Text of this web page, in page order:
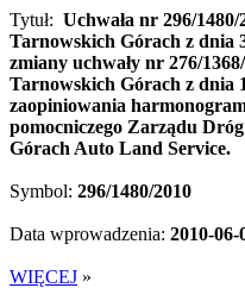
Tytuł: Uchwała nr 296/
Tarnowskich Górach z dnia
zmiany uchwały nr 276/
Tarnowskich Górach z dnia
zaopiniowania
pomocniczego Zarządu
Górach Auto Land Service.
Symbol: 296/1480/2010
Data wprowadzenia: 2010-06-
WIĘCEJ »